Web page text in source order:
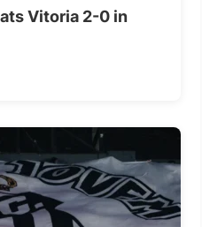
Vitoria 2-0 in